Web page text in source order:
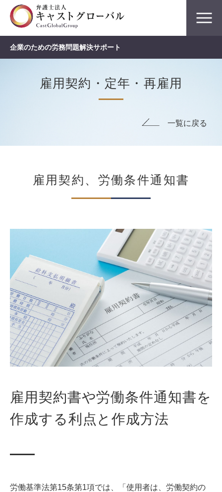
企業のための労務問題解決サポート
雇用契約・定年・再雇用
一覧に戻る
雇用契約、労働条件通知書
雇用契約書や労働条件通知書を
作成する利点と作成方法
労働基準法第15条第1項では、「使用者は、労働契約の